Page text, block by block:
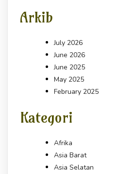
Arkib
July 2026
June 2026
June 2025
May 2025
February 2025
Kategori
Afrika
Asia Barat
Asia Selatan